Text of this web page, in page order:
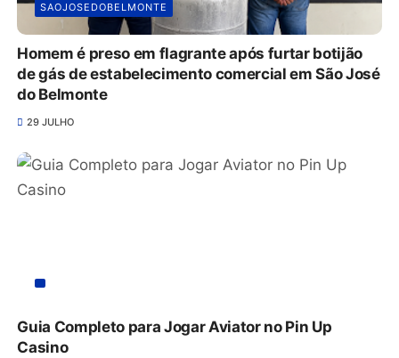
SAOJOSEDOBELMONTE
Homem é preso em flagrante após furtar botijão
de gás de estabelecimento comercial em São José
do Belmonte
29 JULHO
Guia Completo para Jogar Aviator no Pin Up
Casino